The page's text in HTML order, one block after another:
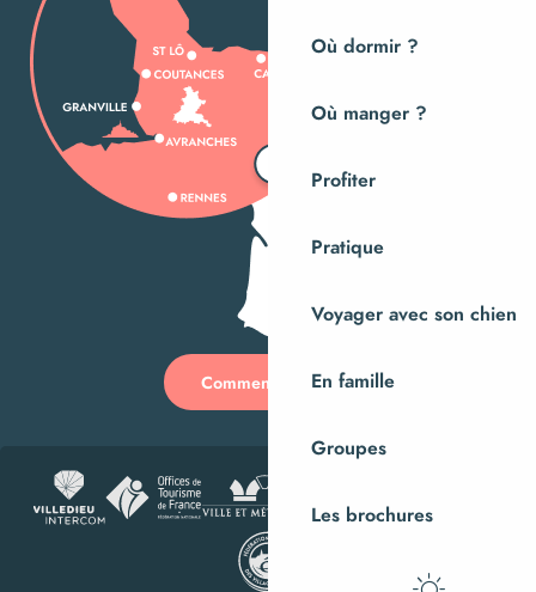
Où dormir ?
Où manger ?
Profiter
Pratique
Voyager avec son chien
En famille
Groupes
Les brochures
Comment venir ?